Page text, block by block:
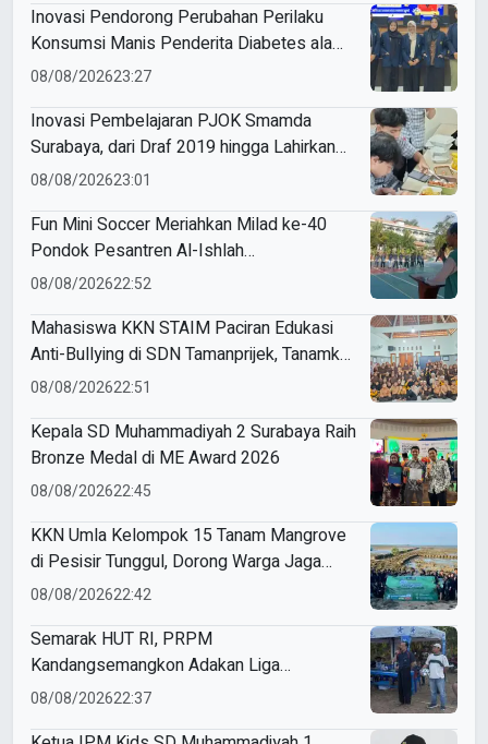
Inovasi Pendorong Perubahan Perilaku
Konsumsi Manis Penderita Diabetes ala
Mahasiswa Unesa
08/08/202623:27
Inovasi Pembelajaran PJOK Smamda
Surabaya, dari Draf 2019 hingga Lahirkan
Modul Gizi Digital
08/08/202623:01
Fun Mini Soccer Meriahkan Milad ke-40
Pondok Pesantren Al-Ishlah
Sendangagung
08/08/202622:52
Mahasiswa KKN STAIM Paciran Edukasi
Anti-Bullying di SDN Tamanprijek, Tanamkan
Empati Sejak Dini
08/08/202622:51
Kepala SD Muhammadiyah 2 Surabaya Raih
Bronze Medal di ME Award 2026
08/08/202622:45
KKN Umla Kelompok 15 Tanam Mangrove
di Pesisir Tunggul, Dorong Warga Jaga
Lingkungan
08/08/202622:42
Semarak HUT RI, PRPM
Kandangsemangkon Adakan Liga
Kemerdekaan 2026
08/08/202622:37